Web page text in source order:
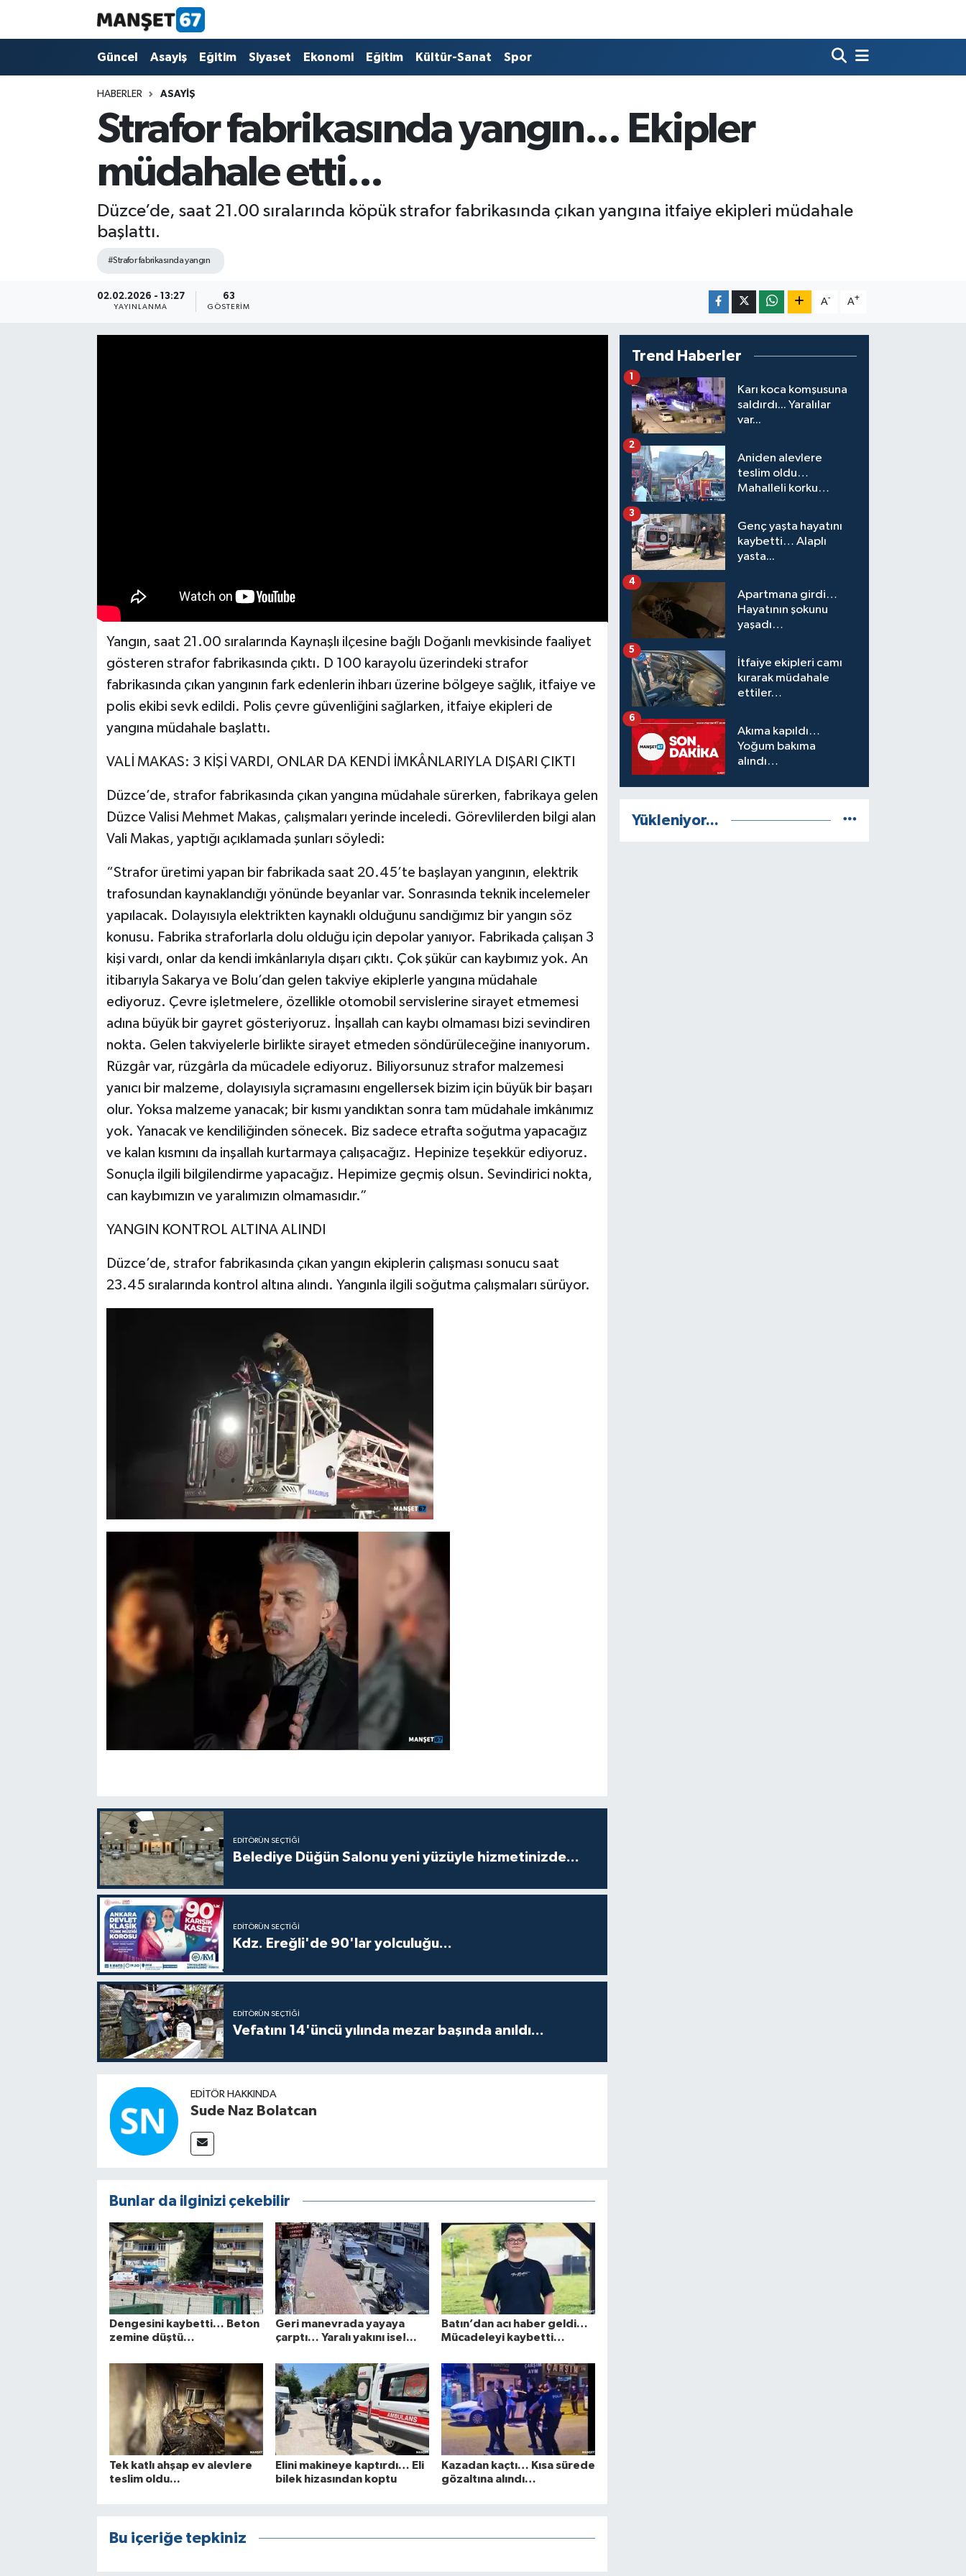
Güncel Asayiş Eğitim Siyaset Ekonomi Eğitim Kültür-Sanat Spor
HABERLER ASAYIŞ
Strafor fabrikasında yangın... Ekipler
müdahale etti...
Düzce’de, saat 21.00 sıralarında köpük strafor fabrikasında çıkan yangına itfaiye ekipleri müdahale
başlattı.
#Strafor fabrikasında yangın
02.02.2026 - 13:27
YAYINLANMA
63
GÖSTERIM
A- A+
Yangın, saat 21.00 sıralarında Kaynaşlı ilçesine bağlı Doğanlı mevkisinde faaliyet
gösteren strafor fabrikasında çıktı. D 100 karayolu üzerindeki strafor
fabrikasında çıkan yangının fark edenlerin ihbarı üzerine bölgeye sağlık, itfaiye ve
polis ekibi sevk edildi. Polis çevre güvenliğini sağlarken, itfaiye ekipleri de
yangına müdahale başlattı.
VALİ MAKAS: 3 KİŞİ VARDI, ONLAR DA KENDİ İMKÂNLARIYLA DIŞARI ÇIKTI
Düzce’de, strafor fabrikasında çıkan yangına müdahale sürerken, fabrikaya gelen
Düzce Valisi Mehmet Makas, çalışmaları yerinde inceledi. Görevlilerden bilgi alan
Vali Makas, yaptığı açıklamada şunları söyledi:
“Strafor üretimi yapan bir fabrikada saat 20.45’te başlayan yangının, elektrik
trafosundan kaynaklandığı yönünde beyanlar var. Sonrasında teknik incelemeler
yapılacak. Dolayısıyla elektrikten kaynaklı olduğunu sandığımız bir yangın söz
konusu. Fabrika straforlarla dolu olduğu için depolar yanıyor. Fabrikada çalışan 3
kişi vardı, onlar da kendi imkânlarıyla dışarı çıktı. Çok şükür can kaybımız yok. An
itibarıyla Sakarya ve Bolu’dan gelen takviye ekiplerle yangına müdahale
ediyoruz. Çevre işletmelere, özellikle otomobil servislerine sirayet etmemesi
adına büyük bir gayret gösteriyoruz. İnşallah can kaybı olmaması bizi sevindiren
nokta. Gelen takviyelerle birlikte sirayet etmeden söndürüleceğine inanıyorum.
Rüzgâr var, rüzgârla da mücadele ediyoruz. Biliyorsunuz strafor malzemesi
yanıcı bir malzeme, dolayısıyla sıçramasını engellersek bizim için büyük bir başarı
olur. Yoksa malzeme yanacak; bir kısmı yandıktan sonra tam müdahale imkânımız
yok. Yanacak ve kendiliğinden sönecek. Biz sadece etrafta soğutma yapacağız
ve kalan kısmını da inşallah kurtarmaya çalışacağız. Hepinize teşekkür ediyoruz.
Sonuçla ilgili bilgilendirme yapacağız. Hepimize geçmiş olsun. Sevindirici nokta,
can kaybımızın ve yaralımızın olmamasıdır.”
YANGIN KONTROL ALTINA ALINDI
Düzce’de, strafor fabrikasında çıkan yangın ekiplerin çalışması sonucu saat
23.45 sıralarında kontrol altına alındı. Yangınla ilgili soğutma çalışmaları sürüyor.
EDITÖRÜN SEÇTIĞI
Belediye Düğün Salonu yeni yüzüyle hizmetinizde...
EDITÖRÜN SEÇTIĞI
Kdz. Ereğli'de 90'lar yolculuğu...
EDITÖRÜN SEÇTIĞI
Vefatını 14'üncü yılında mezar başında anıldı...
EDITÖR HAKKINDA
Sude Naz Bolatcan
Bunlar da ilginizi çekebilir
Dengesini kaybetti… Beton
zemine düştü…
Geri manevrada yayaya
çarptı… Yaralı yakını ise!...
Batın’dan acı haber geldi…
Mücadeleyi kaybetti…
Tek katlı ahşap ev alevlere
teslim oldu...
Elini makineye kaptırdı… Eli
bilek hizasından koptu
Kazadan kaçtı… Kısa sürede
gözaltına alındı…
Bu içeriğe tepkiniz
Trend Haberler
Karı koca komşusuna
saldırdı... Yaralılar
var...
1
Aniden alevlere
teslim oldu…
Mahalleli korku
2
Genç yaşta hayatını
kaybetti… Alaplı
yasta...
3
Apartmana girdi…
Hayatının şokunu
yaşadı…
4
İtfaiye ekipleri camı
kırarak müdahale
ettiler…
5
Akıma kapıldı…
Yoğum bakıma
alındı…
6
Yükleniyor...